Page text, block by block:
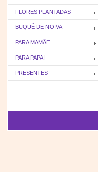
FLORES PLANTADAS
BUQUÊ DE NOIVA
PARA MAMÃE
PARA PAPAI
PRESENTES